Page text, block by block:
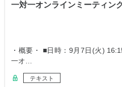
一対一オンラインミーティン
・概要・ ■日時：9月7日(火)
一オ…
テキスト